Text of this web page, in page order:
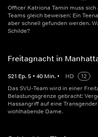
Officer Katriona Tamin muss
Teams gleich beweisen: Ein
aber schnell gefunden werden.
Schilde?
Freitagnacht in
S21 Ep.5 • 40 Min. • HD
12
Das SVU-Team wird in einer
Belastungsgrenze gebracht:
Hassangriff auf eine
wohlhabende Dame.